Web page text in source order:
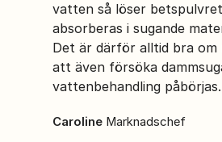
vatten så löser
absorberas i sugande
Det är därför alltid bra om
att även försöka
vattenbehandling påbörjas.
Caroline Marknadschef